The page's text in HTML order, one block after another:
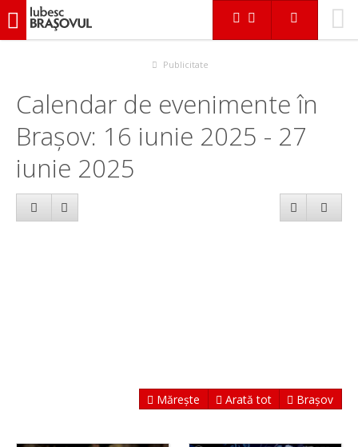
iubescbraşovul.ro
Publicitate
Calendar de evenimente în
Brașov: 16 iunie 2025 - 27
iunie 2025
Mărește Arată tot Brașov